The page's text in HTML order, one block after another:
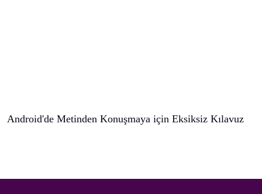
Android'de Metinden Konuşmaya için Eksiksiz Kılavuz